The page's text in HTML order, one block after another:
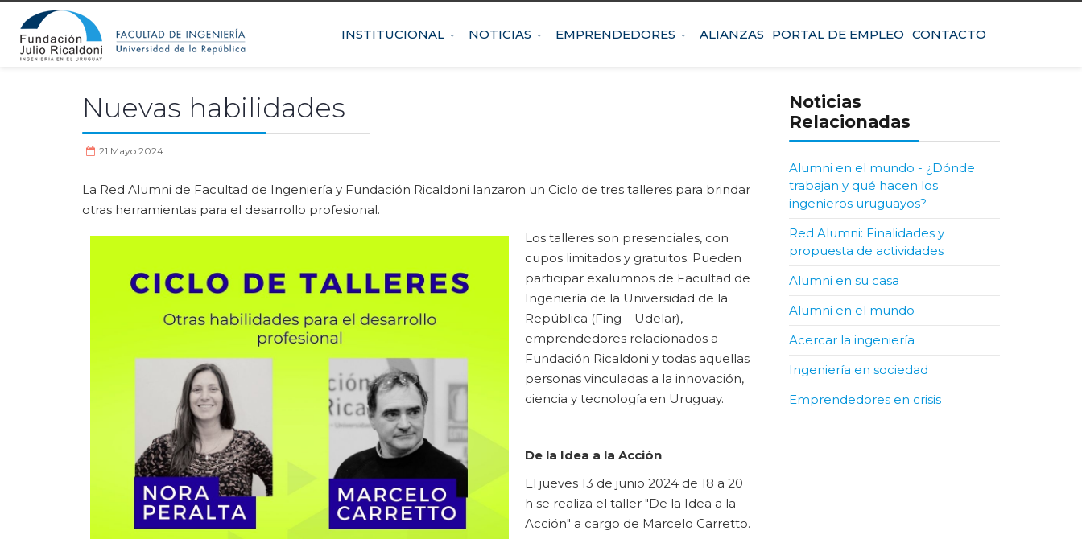
INSTITUCIONAL NOTICIAS EMPRENDEDORES ALIANZAS PORTAL DE EMPLEO CONTACTO
Nuevas habilidades
21 Mayo 2024
La Red Alumni de Facultad de Ingeniería y Fundación Ricaldoni lanzaron un Ciclo de tres talleres para brindar
otras herramientas para el desarrollo profesional.
Los talleres son presenciales, con
cupos limitados y gratuitos. Pueden
participar exalumnos de Facultad de
Ingeniería de la Universidad de la
República (Fing – Udelar),
emprendedores relacionados a
Fundación Ricaldoni y todas aquellas
personas vinculadas a la innovación,
ciencia y tecnología en Uruguay.
De la Idea a la Acción
El jueves 13 de junio 2024 de 18 a 20
h se realiza el taller "De la Idea a la
Acción" a cargo de Marcelo Carretto.
Noticias
Relacionadas
Alumni en el mundo - ¿Dónde
trabajan y qué hacen los
ingenieros uruguayos?
Red Alumni: Finalidades y
propuesta de actividades
Alumni en su casa
Alumni en el mundo
Acercar la ingeniería
Ingeniería en sociedad
Emprendedores en crisis